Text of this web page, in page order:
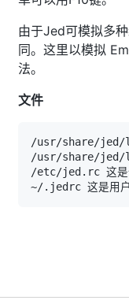
由于Jed可模拟多
同。这里以模拟
法。
文件